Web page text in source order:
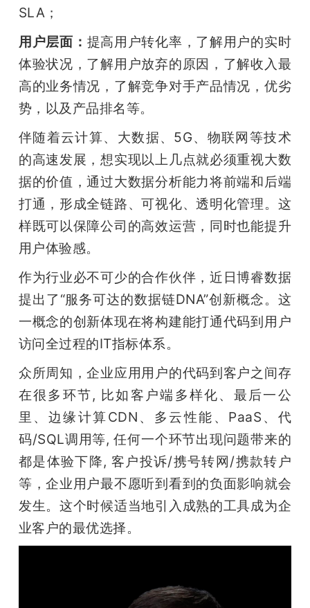
SLA；
用户层面： 提高用户转化率，了解用户的实时
体验状况，了解用户放弃的原因，了解收入最
高的业务情况，了解竞争对手产品情况，优劣
势，以及产品排名等。
伴随着云计算、大数据、5G、物联网等技术
的高速发展，想实现以上几点就必须重视大数
据的价值，通过大数据分析能力将前端和后端
打通，形成全链路、可视化、透明化管理。这
样既可以保障公司的高效运营，同时也能提升
用户体验感。
作为行业必不可少的合作伙伴，近日博睿数据
提出了“服务可达的数据链DNA”创新概念。这
一概念的创新体现在将构建能打通代码到用户
访问全过程的IT指标体系。
众所周知，企业应用用户的代码到客户之间存
在很多环节, 比如客户端多样化、最后一公
里、边缘计算CDN、多云性能、PaaS、代
码/SQL调用等, 任何一个环节出现问题带来的
都是体验下降, 客户投诉/携号转网/携款转户
等，企业用户最不愿听到看到的负面影响就会
发生。这个时候适当地引入成熟的工具成为企
业客户的最优选择。